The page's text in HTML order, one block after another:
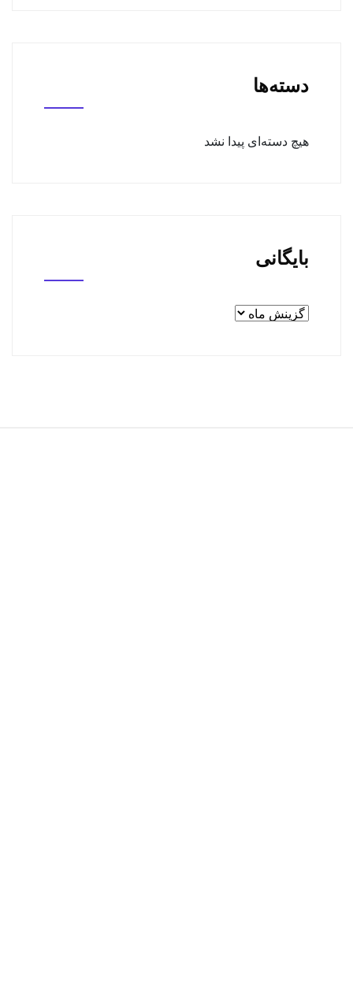
دسته‌ها
هیچ دسته‌ای پیدا نشد
بایگانی